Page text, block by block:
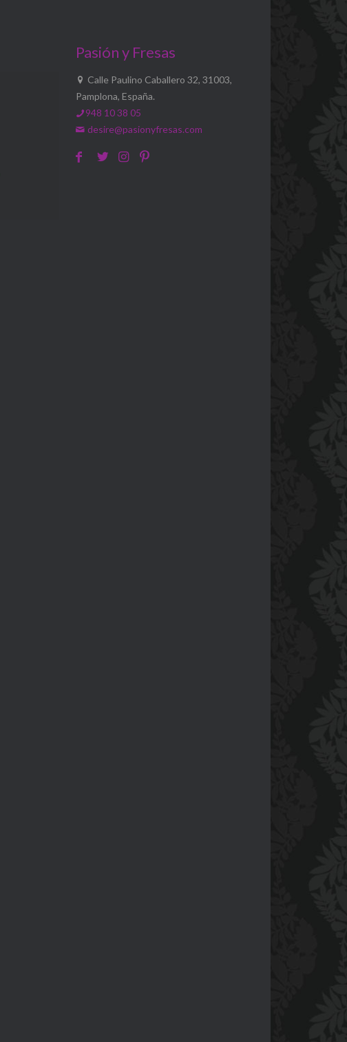
Pasión y Fresas
Calle Paulino Caballero 32, 31003,
Pamplona, España.
948 10 38 05
desire@pasionyfresas.com